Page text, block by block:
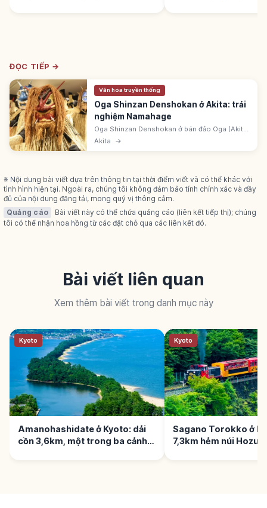
ĐỌC TIẾP →
Văn hóa truyền thống
Oga Shinzan Denshokan ở Akita: trải
nghiệm Namahage
Oga Shinzan Denshokan ở bán đảo Oga (Akita)
tái hiện nghi lễ Namahage đêm giao thừa. Vũ
Akita →
※ Nội dung bài viết dựa trên thông tin tại thời điểm viết và có thể khác với
tình hình hiện tại. Ngoài ra, chúng tôi không đảm bảo tính chính xác và đầy
đủ của nội dung đăng tải, mong quý vị thông cảm.
Quảng cáo
Bài viết này có thể chứa quảng cáo (liên kết tiếp thị); chúng
tôi có thể nhận hoa hồng từ các đặt chỗ qua các liên kết đó.
Bài viết liên quan
Xem thêm bài viết trong danh mục này
Kyoto
Amanohashidate ở Kyoto: dải
cồn 3,6km, một trong ba cảnh
Kyoto
Sagano Torokko ở
7,3km hẻm núi Hozu-